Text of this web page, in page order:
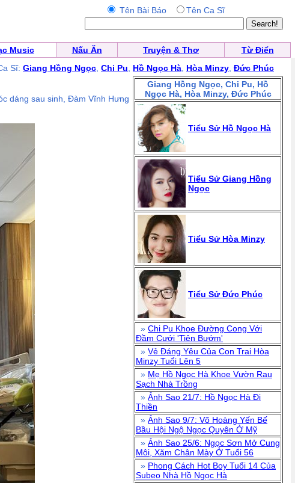
Tên Bài Báo Tên Ca Sĩ
Music Nấu Ăn Truyện & Thơ
Từ Điển
Sĩ: Giang Hồng Ngọc Chi Pu Hồ Ngọc Hà Hòa Minzy Đức Phúc
dáng sau sinh, Đàm Vĩnh Hưng
Giang Hồng Ngọc, Chi Pu, Hồ
Ngọc Hà, Hòa Minzy, Đức Phúc
Tiểu Sử Hồ Ngọc Hà
Tiểu Sử Giang Hồng
Ngọc
Tiểu Sử Hòa Minzy
Tiểu Sử Đức Phúc
» Chi Pu Khoe Đường Cong Với
Đầm Cưới 'Tiên Bướm'
» Vẻ Đáng Yêu Của Con Trai Hòa
Minzy Tuổi Lên 5
» Mẹ Hồ Ngọc Hà Khoe Vườn Rau
Sạch Nhà Trồng
» Ảnh Sao 21/7: Hồ Ngọc Hà Đi
Thiền
» Ảnh Sao 9/7: Võ Hoàng Yến Bế
Bầu Hội Ngộ Ngọc Quyên Ở Mỹ
» Ảnh Sao 25/6: Ngọc Sơn Mở Cung
Môi, Xăm Chân Mày Ở Tuổi 56
» Phong Cách Hot Boy Tuổi 14 Của
Subeo Nhà Hồ Ngọc Hà